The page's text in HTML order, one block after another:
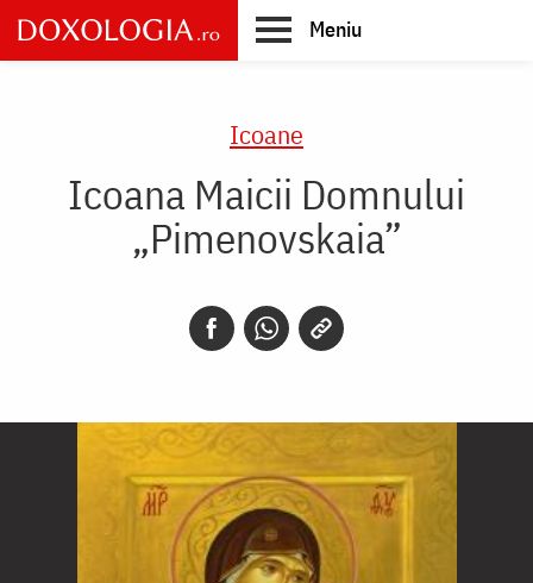
Skip
to
main
Meniu
Icoane
Icoana Maicii Domnului
„Pimenovskaia”